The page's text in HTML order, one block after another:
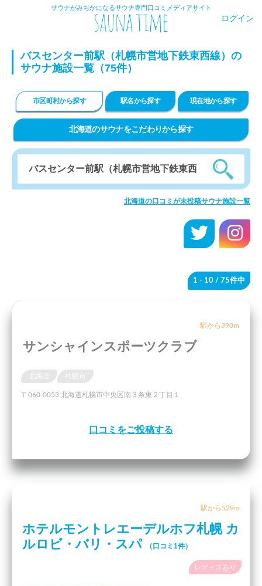
サウナがみぢかになるサウナ専門口コミメディアサイト
ログイン
バスセンター前駅（札幌市営地下鉄東西線）の
サウナ施設一覧（75件）
市区町村から探す 駅名から探す 現在地から探す
北海道のサウナをこだわりから探す
北海道の口コミが未投稿サウナ施設一覧
1 - 10 / 75件中
駅から390m
サンシャインスポーツクラブ
〒060-0053 北海道札幌市中央区南３条東２丁目１
口コミをご投稿する
駅から529m
ホテルモントレエーデルホフ札幌 カ
ルロビ・バリ・スパ
（口コミ1件）
レディスあり